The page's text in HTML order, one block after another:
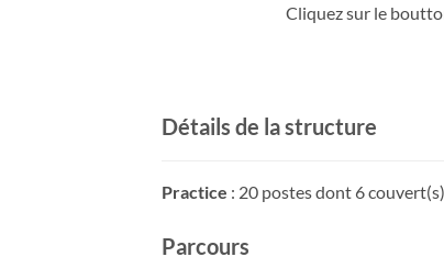
Cliquez sur le
Détails de la structure
Practice : 20 postes dont 6
Parcours